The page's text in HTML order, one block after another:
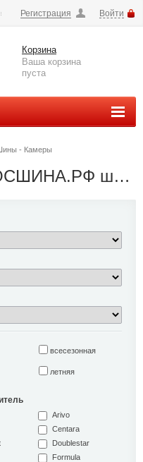
Регистрация Войти
реквизиты
Корзина
Ваша корзина
пуста
- Камеры
Шины - Камеры - РОСШИНА.РФ шины и диски во Владимире купить
всесезонная
летняя
Arivo
Centara
Doublestar
Formula